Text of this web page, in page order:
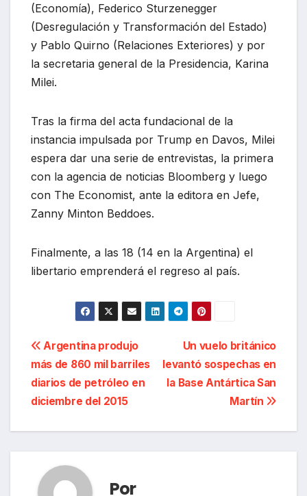
(Economía), Federico Sturzenegger
(Desregulación y Transformación del Estado)
y Pablo Quirno (Relaciones Exteriores) y por
la secretaria general de la Presidencia, Karina
Milei.
Tras la firma del acta fundacional de la
instancia impulsada por Trump en Davos, Milei
espera dar una serie de entrevistas, la primera
con la agencia de noticias Bloomberg y luego
con The Economist, ante la editora en Jefe,
Zanny Minton Beddoes.
Finalmente, a las 18 (14 en la Argentina) el
libertario emprenderá el regreso al país.
Navegación
de
entradas
Un vuelo británico
levantó sospechas en
la Base Antártica San
Martín
Argentina produjo
más de 860 mil barriles
diarios de petróleo en
diciembre del 2015
Por